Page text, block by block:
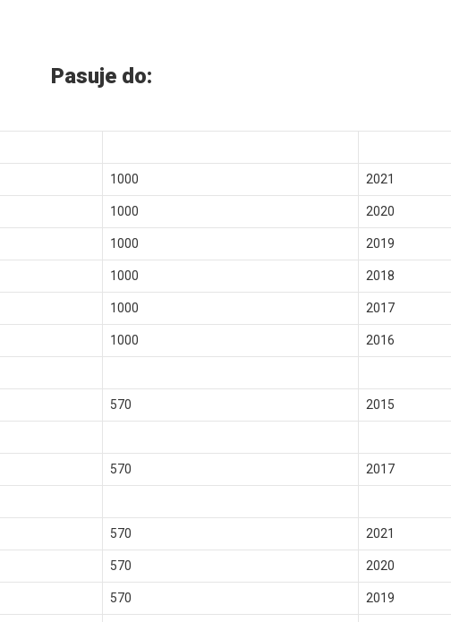
Pasuje do:
1000 2021
1000 2020
1000 2019
1000 2018
1000 2017
1000 2016
570 2015
570 2017
570 2021
570 2020
570 2019